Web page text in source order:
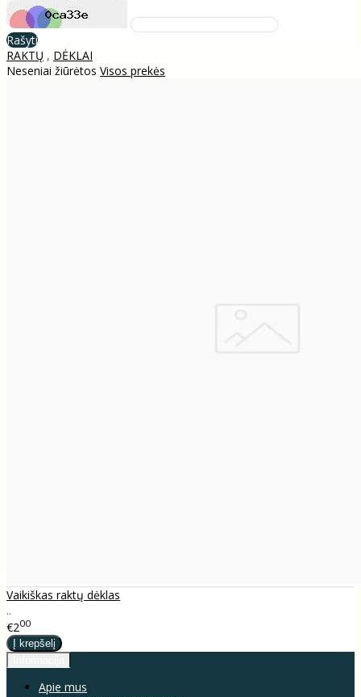
Rašyti
RAKTŲ , DĖKLAI
Neseniai žiūrėtos Visos prekės
Vaikiškas raktų dėklas
..
€200
Apie mus